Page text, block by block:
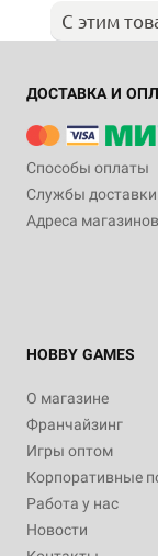
С этим
ДОСТАВКА И
Способы оплаты
Службы доставки
Адреса магазинов
HOBBY GAMES
О магазине
Франчайзинг
Игры оптом
Корпоративные
Работа у нас
Новости